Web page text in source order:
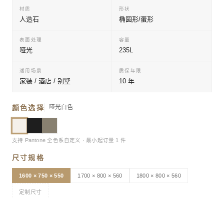
材质
人造石
形状
椭圆形/蛋形
表面处理
哑光
容量
235L
适用场景
家装 / 酒店 / 别墅
质保年限
10 年
颜色选择 哑光白色
支持 Pantone 全色系自定义 · 最小起订量 1 件
尺寸规格
1600 × 750 × 550 1700 × 800 × 560 1800 × 800 × 560
定制尺寸